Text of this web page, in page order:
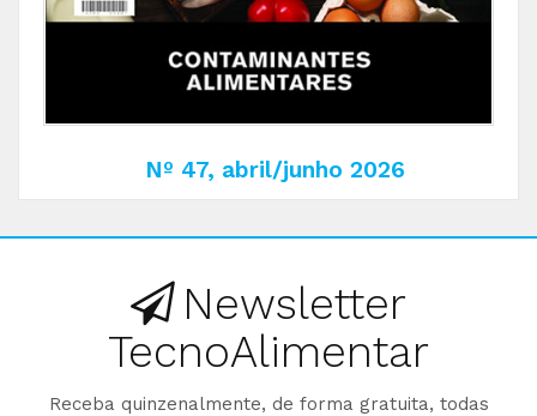
Nº 47, abril/junho 2026
Newsletter
TecnoAlimentar
Receba quinzenalmente, de forma gratuita, todas